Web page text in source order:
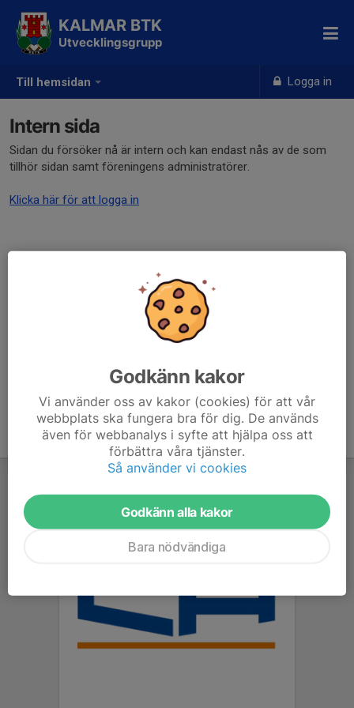
Till hemsidan Logga in
KALMAR BTK
Utvecklingsgrupp
Intern sida
Sidan du försöker nå är intern och kan endast nås av de som
tillhör sidan samt föreningens administratörer.
Klicka här för att logga in
Godkänn kakor
Vi använder oss av kakor (cookies) för att vår
webbplats ska fungera bra för dig. De används
även för webbanalys i syfte att hjälpa oss att
förbättra våra tjänster.
Så använder vi cookies
Godkänn alla kakor
Bara nödvändiga